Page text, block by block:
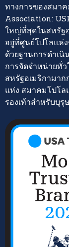
ทางการของสมา
Association:
ใหญ่ที่สุดในสหรัฐ
อยู่ที่ศูนย์โปโลแห่ง
ด้วยฐานการดำเ
การจัดจำหน่ายทั่
สหรัฐอเมริกามา
แห่ง สมาคมโปโล
รองเท้าสำหรับบุรุ